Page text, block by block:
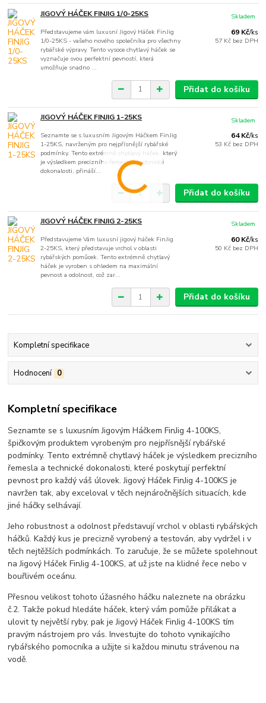
JIGOVÝ HÁČEK FINJIG 1/0-25KS
Představujeme vám luxusní Jigový Háček FinJig
1/0-25KS - vašeho nového společníka pro všechny
rybářské výpravy. Tento vysoce chytlavý háček se
vyznačuje svou perfektní pevností, která
umožňuje snadno ...
69 Kč/ks
57 Kč bez DPH
Skladem
Přidat do košíku
JIGOVÝ HÁČEK FINJIG 1-25KS
Seznamte se s luxusním Jigovým Háčkem FinJig
1-25KS, navrženým pro nejpřísnější rybářské
podmínky. Tento extrémně chytlavý háček, který
je výsledkem precizního řemesla a technické
dokonalosti, přináší...
64 Kč/ks
53 Kč bez DPH
Skladem
Přidat do košíku
JIGOVÝ HÁČEK FINJIG 2-25KS
Představujeme Vám luxusní jigový háček FinJig
2-25KS, který představuje vrchol v oblasti
rybářských pomůcek. Tento extrémně chytlavý
háček je vyroben s ohledem na maximální
pevnost a odolnost, což zar...
60 Kč/ks
50 Kč bez DPH
Skladem
Přidat do košíku
Kompletní specifikace
Hodnocení 0
Kompletní specifikace
Seznamte se s luxusním Jigovým Háčkem FinJig 4-100KS,
špičkovým produktem vyrobeným pro nejpřísnější rybářské
podmínky. Tento extrémně chytlavý háček je výsledkem precizního
řemesla a technické dokonalosti, které poskytují perfektní
pevnost pro každý váš úlovek. Jigový Háček FinJig 4-100KS je
navržen tak, aby exceloval v těch nejnáročnějších situacích, kde
jiné háčky selhávají.
Jeho robustnost a odolnost představují vrchol v oblasti rybářských
háčků. Každý kus je precizně vyrobený a testován, aby vydržel i v
těch nejtěžších podmínkách. To zaručuje, že se můžete spolehnout
na Jigový Háček FinJig 4-100KS, ať už jste na klidné řece nebo v
bouřlivém oceánu.
Přesnou velikost tohoto úžasného háčku naleznete na obrázku
č.2. Takže pokud hledáte háček, který vám pomůže přilákat a
ulovit ty největší ryby, pak je Jigový Háček FinJig 4-100KS tím
pravým nástrojem pro vás. Investujte do tohoto vynikajícího
rybářského pomocníka a užijte si každou minutu strávenou na
vodě.